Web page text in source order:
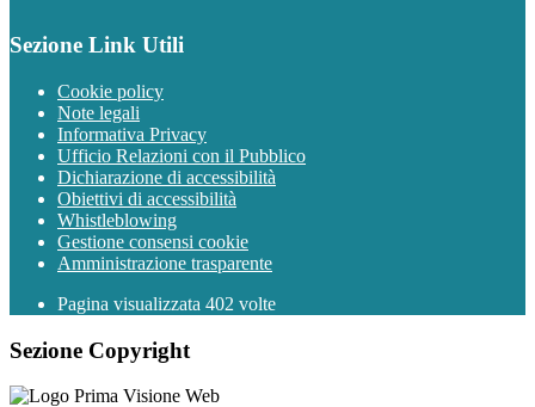
Sezione Link Utili
Cookie policy
Note legali
Informativa Privacy
Ufficio Relazioni con il Pubblico
Dichiarazione di accessibilità
Obiettivi di accessibilità
Whistleblowing
Gestione consensi cookie
Amministrazione trasparente
Pagina visualizzata 402 volte
Sezione Copyright